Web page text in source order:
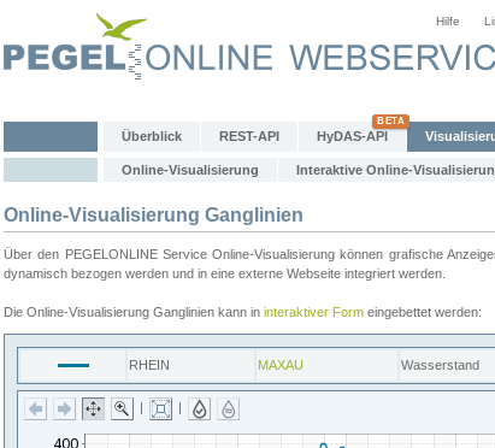
Hilfe
Überblick REST-API HyDAS-API
Online-Visualisierung Interaktive Online-
Online-Visualisierung Ganglinien
Über den PEGELONLINE Service Online-Visualisierung können grafische
dynamisch bezogen werden und in eine externe Webseite integriert werden.
Die Online-Visualisierung Ganglinien kann in interaktiver Form eingebettet werden: